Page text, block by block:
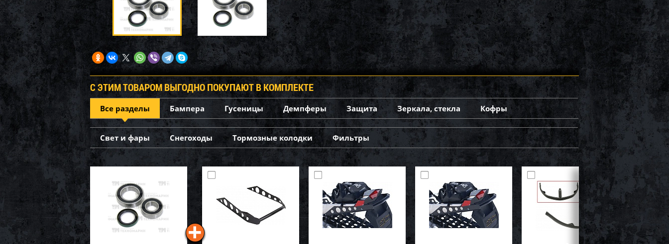
С ЭТИМ ТОВАРОМ ВЫГОДНО ПОКУПАЮТ В КОМПЛЕКТЕ
Все разделы Бампера Гусеницы Демпферы Защита Зеркала, стекла Кофры
Свет и фары Снегоходы Тормозные колодки Фильтры